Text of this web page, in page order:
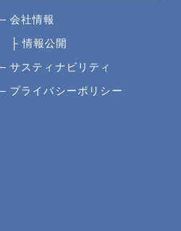
会社情報
情報公開
サスティナビリティ
プライバシーポリシー